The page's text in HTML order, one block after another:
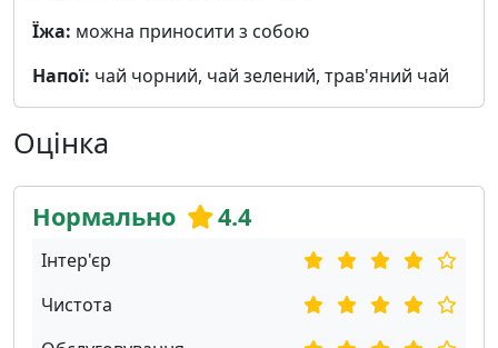
Їжа: можна приносити з собою
Напої: чай чорний, чай зелений, трав'яний чай
Оцінка
Нормально 4.4
Інтер'єр
Чистота